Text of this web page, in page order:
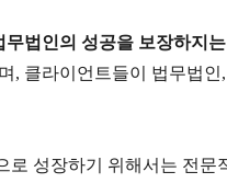
법인의 성공을 보장하지
, 클라이언트들이 법무법인,
로 성장하기 위해서는 전